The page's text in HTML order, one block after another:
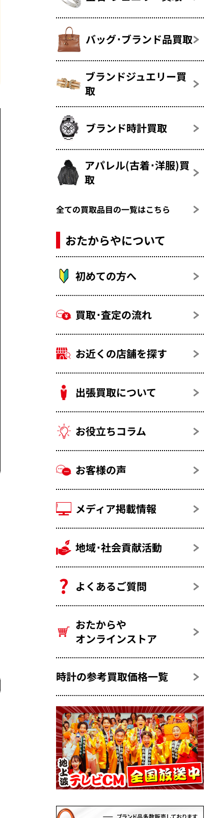
バッグ･ブランド品買取
ブランドジュエリー買
取
ブランド時計買取
アパレル(古着･洋服)買
取
全ての買取品目の一覧はこちら
おたからやについて
初めての方へ
買取･査定の流れ
お近くの店舗を探す
出張買取について
お役立ちコラム
お客様の声
メディア掲載情報
地域･社会貢献活動
よくあるご質問
おたからや
オンラインストア
時計の参考買取価格一覧